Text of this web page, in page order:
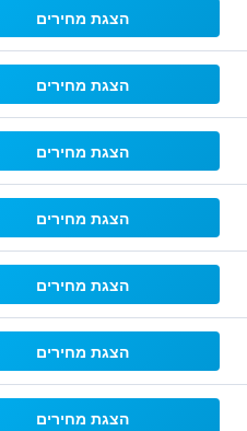
הצגת מחירים
הצגת מחירים
הצגת מחירים
הצגת מחירים
הצגת מחירים
הצגת מחירים
הצגת מחירים